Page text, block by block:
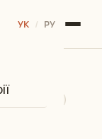
УК / РУ